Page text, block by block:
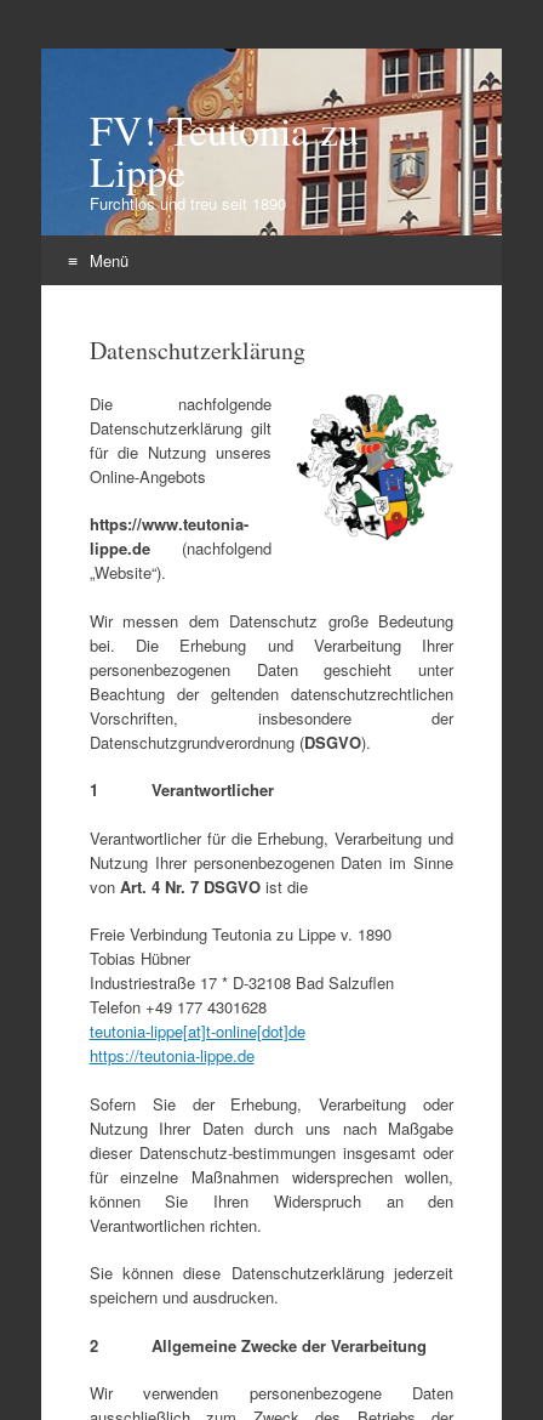
FV! Teutonia zu
Lippe
Furchtlos und treu seit 1890
Menü
springenDatenschutzerklärung
Die nachfolgende
Datenschutzerklärung gilt
für die Nutzung unseres
Online-Angebots
https://www.teutonia-
lippe.de(nachfolgend
„Website“).
Wir messen dem Datenschutz große Bedeutung
bei. Die Erhebung und Verarbeitung Ihrer
personenbezogenen Daten geschieht unter
Beachtung der geltenden datenschutzrechtlichen
Vorschriften, insbesondere der
Datenschutzgrundverordnung (DSGVO).
1 Verantwortlicher
Verantwortlicher für die Erhebung, Verarbeitung und
Nutzung Ihrer personenbezogenen Daten im Sinne
von Art. 4 Nr. 7 DSGVOist die
Freie Verbindung Teutonia zu Lippe v. 1890
Tobias Hübner
Industriestraße 17 * D-32108 Bad Salzuflen
Telefon +49 177 4301628
teutonia-lippe[at]t-online[dot]de
https://teutonia-lippe.de
Sofern Sie der Erhebung, Verarbeitung oder
Nutzung Ihrer Daten durch uns nach Maßgabe
dieser Datenschutz-bestimmungen insgesamt oder
für einzelne Maßnahmen widersprechen wollen,
können Sie Ihren Widerspruch an den
Verantwortlichen richten.
Sie können diese Datenschutzerklärung jederzeit
speichern und ausdrucken.
2 Allgemeine Zwecke der Verarbeitung
Wir verwenden personenbezogene Daten